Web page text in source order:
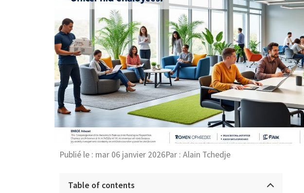
Publié le : mar 06 janvier 2026Par : Alain Tchedje
Table of contents